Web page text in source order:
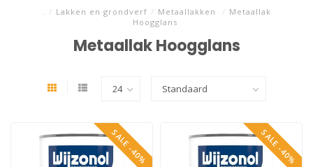
. / Lakken en grondverf / Metaallakken / Metaallak
Hoogglans
Metaallak Hoogglans
SALE -40% SALE -40%